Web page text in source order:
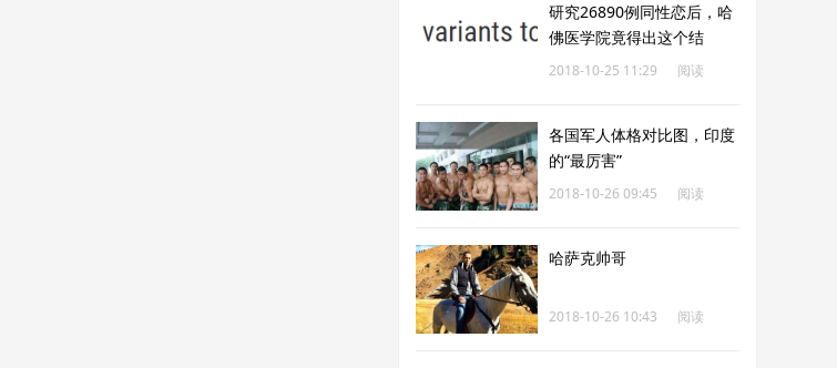
研究26890例同性恋后，哈
佛医学院竟得出这个结
论……
2018-10-25 11:29
阅读
各国军人体格对比图，印度
的“最厉害”
2018-10-26 09:45
阅读
哈萨克帅哥
2018-10-26 10:43
阅读